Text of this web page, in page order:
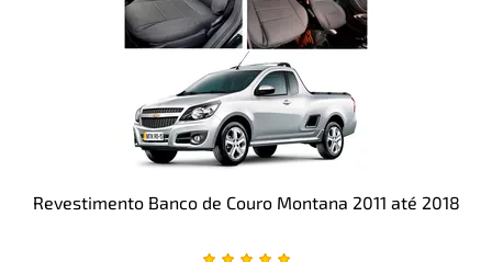
Revestimento Banco de Couro Montana 2011 até 2018